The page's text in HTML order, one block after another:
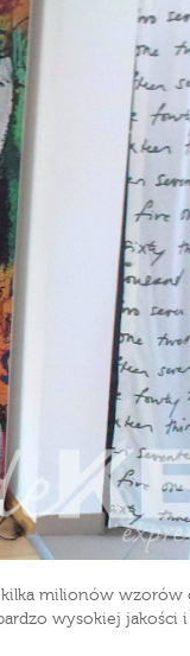
kilka milionów wzorów
wysokiej jakości i